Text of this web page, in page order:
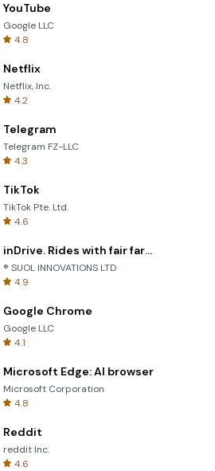
YouTube
Google LLC
4.8
Netflix
Netflix, Inc.
4.2
Telegram
Telegram FZ-LLC
4.3
TikTok
TikTok Pte. Ltd.
4.6
inDrive. Rides with fair fares
® SUOL INNOVATIONS LTD
4.9
Google Chrome
Google LLC
4.1
Microsoft Edge: AI browser
Microsoft Corporation
4.8
Reddit
reddit Inc.
4.6